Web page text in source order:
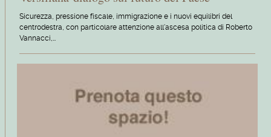
Sicurezza, pressione fiscale, immigrazione e i nuovi equilibri del
centrodestra, con particolare attenzione all'ascesa politica di Roberto
Vannacci,…